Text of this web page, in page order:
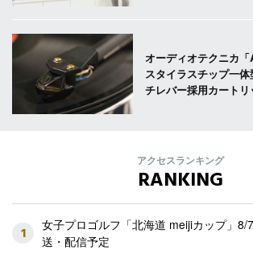
オーディオテクニカ「
スタイラスチップ一
チレバー採用カートリ
アクセスランキング
RANKING
1
女子プロゴルフ「北海道 meijiカップ」8/
送・配信予定